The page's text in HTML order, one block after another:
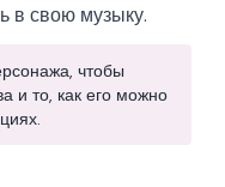
в свою музыку.
чтобы
и то, как его можно